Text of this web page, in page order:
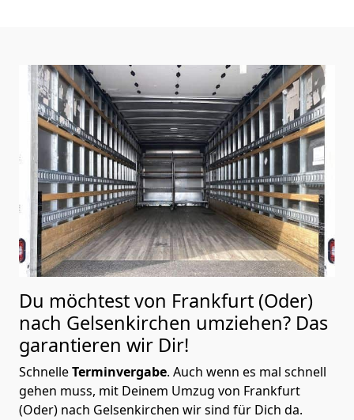
Du möchtest von Frankfurt (Oder)
nach Gelsenkirchen umziehen? Das
garantieren wir Dir!
SchnelleTerminvergabe. Auch wenn es mal schnell
gehen muss, mit Deinem Umzug von Frankfurt
(Oder) nach Gelsenkirchen wir sind für Dich da.